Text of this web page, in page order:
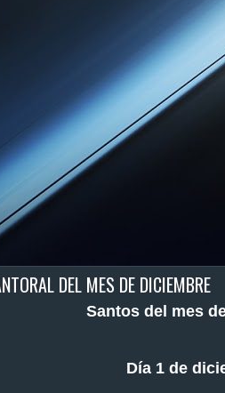
DEL MES DE DICIEMBRE
Santos del mes
Día 1 de